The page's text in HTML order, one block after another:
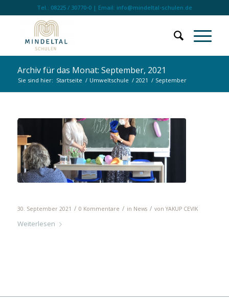
Tel.: 08225 / 30770-0 | Email: info@mindeltal-schulen.de
Archiv für das Monat: September, 2021
Sie sind hier: Startseite / Umweltschule / 2021 / September
30. September 2021 / 0 Kommentare / in News / von YAKUP CEVIK
Weiterlesen